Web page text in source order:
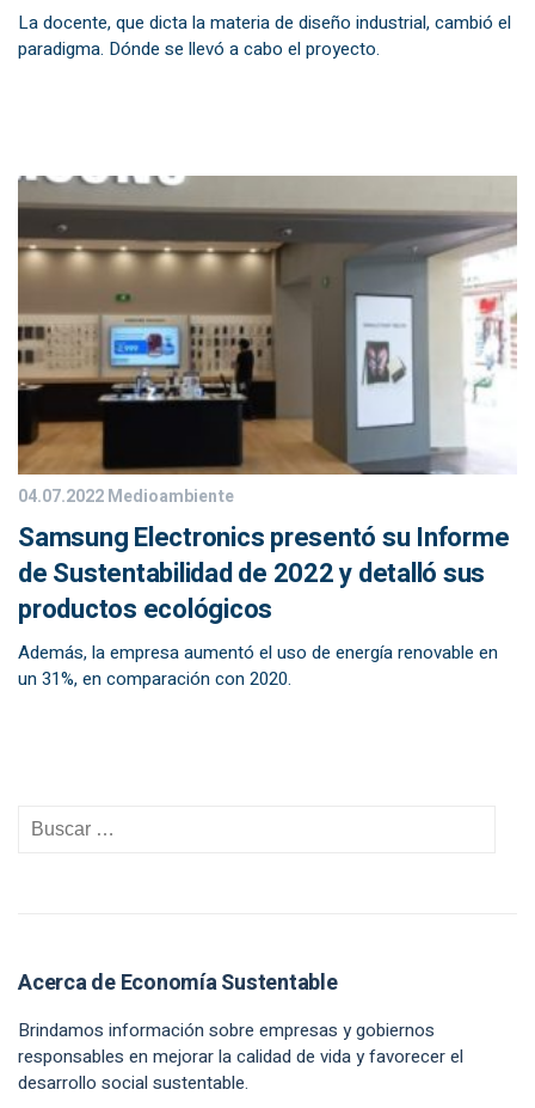
La docente, que dicta la materia de diseño industrial, cambió el
paradigma. Dónde se llevó a cabo el proyecto.
04.07.2022Medioambiente
Samsung Electronics presentó su Informe
de Sustentabilidad de 2022 y detalló sus
productos ecológicos
Además, la empresa aumentó el uso de energía renovable en
un 31%, en comparación con 2020.
Acerca de Economía Sustentable
Brindamos información sobre empresas y gobiernos
responsables en mejorar la calidad de vida y favorecer el
desarrollo social sustentable.